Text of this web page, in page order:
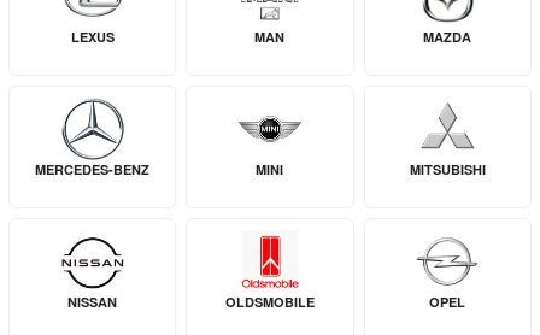
LEXUS MAN MAZDA
MERCEDES-BENZ MINI MITSUBISHI
NISSAN OLDSMOBILE OPEL